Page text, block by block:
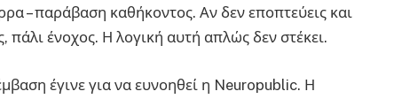
– παράβαση καθήκοντος. Αν δεν εποπτεύεις και
πάλι ένοχος. Η λογική αυτή απλώς δεν στέκει.
έγινε για να ευνοηθεί η Neuropublic. Η